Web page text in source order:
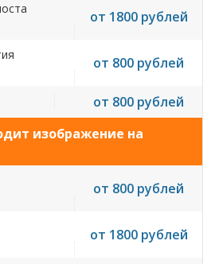
от 1800 рублей
от 800 рублей
от 800 рублей
изображение на
от 800 рублей
от 1800 рублей